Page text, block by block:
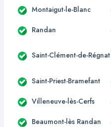
Montaigut-le-Blanc
Randan
Saint-Clément-de-Régnat
Saint-Priest-Bramefant
Villeneuve-lès-Cerfs
Beaumont-lès Randan